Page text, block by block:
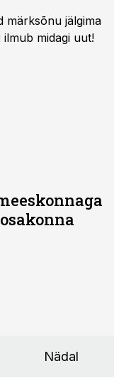
märksõnu jälgima
ilmub midagi uut!
Nädal